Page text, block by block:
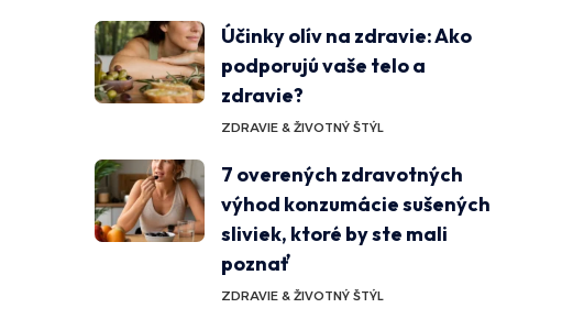
Účinky olív na zdravie: Ako
podporujú vaše telo a
zdravie?
ZDRAVIE & ŽIVOTNÝ ŠTÝL
7 overených zdravotných
výhod konzumácie sušených
sliviek, ktoré by ste mali
poznať
ZDRAVIE & ŽIVOTNÝ ŠTÝL